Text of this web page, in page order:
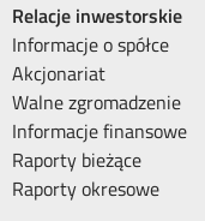
Relacje inwestorskie
Informacje o spółce
Akcjonariat
Walne zgromadzenie
Informacje finansowe
Raporty bieżące
Raporty okresowe